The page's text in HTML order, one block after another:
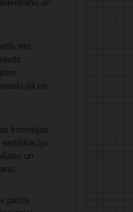
un
un
komisijas
sertifikāciju
un
pasta